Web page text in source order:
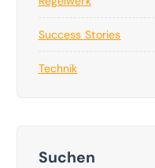
Success Stories
Technik
Suchen